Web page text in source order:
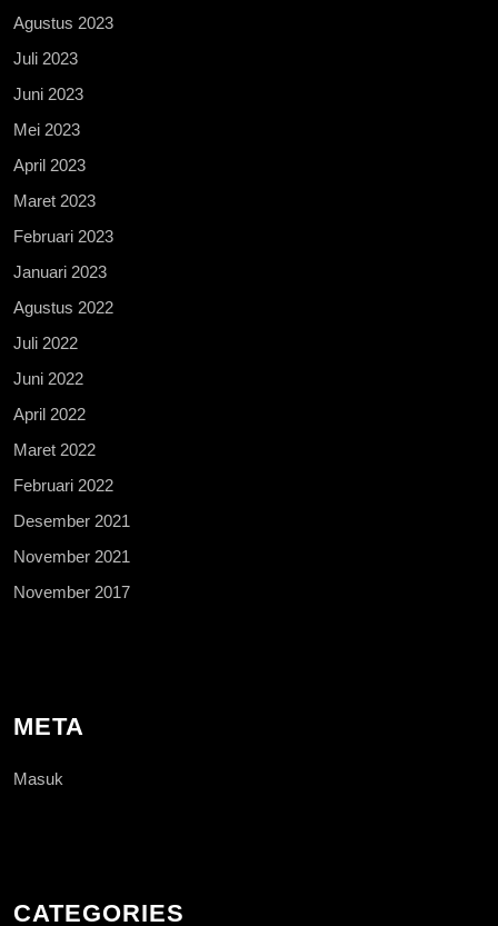
Agustus 2023
Juli 2023
Juni 2023
Mei 2023
April 2023
Maret 2023
Februari 2023
Januari 2023
Agustus 2022
Juli 2022
Juni 2022
April 2022
Maret 2022
Februari 2022
Desember 2021
November 2021
November 2017
META
Masuk
CATEGORIES